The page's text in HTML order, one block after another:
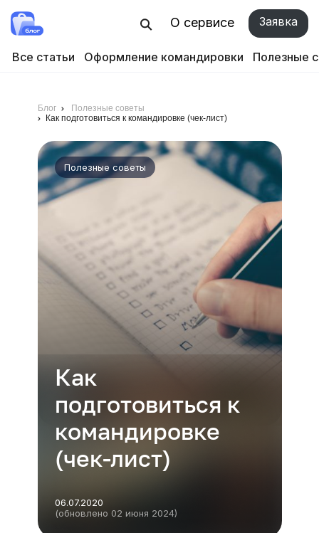
О сервисе Заявка
Все статьи Оформление командировки Полезные
Блог
Полезные советы
Как подготовиться к командировке (чек-лист)
Полезные советы
Как
подготовиться к
командировке
(чек-лист)
06.07.2020
(обновлено 02 июня 2024)